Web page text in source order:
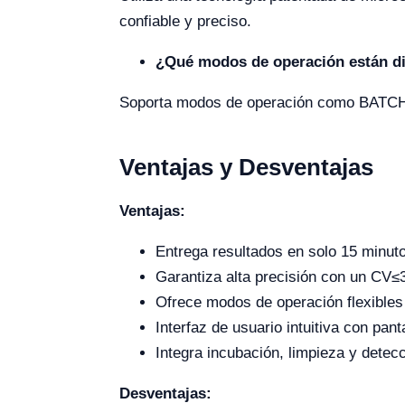
confiable y preciso.
¿Qué modos de operación están
Soporta modos de operación como
Ventajas y Desventajas
Ventajas:
Entrega resultados en solo 15
Garantiza alta precisión con un
Ofrece modos de operación
Interfaz de usuario intuitiva con
Integra incubación, limpieza y
Desventajas: